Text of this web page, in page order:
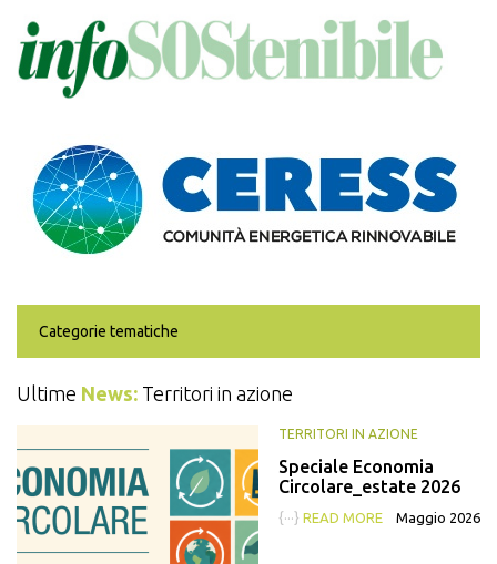
contenuto
principale
Categorie tematiche
Ultime News: Territori in azione
TERRITORI IN AZIONE
Speciale Economia
Circolare_estate 2026
{···} READ MORE Maggio 2026